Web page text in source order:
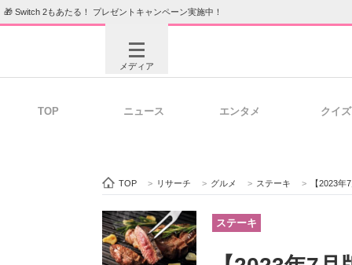
🎁 Switch 2もあたる！ プレゼントキャンペーン実施中！
メディア
ビジネスと働き方のヒント
TOP ニュース エンタメ クイズ
TOP > リサーチ > グルメ > ステーキ > 【2023年7
ステーキ